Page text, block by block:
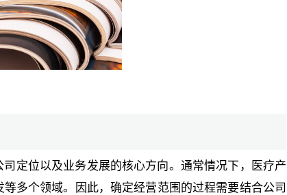
定位以及业务发展的核心方向。通常情况下，医疗产
多个领域。因此，确定经营范围的过程需要结合公司